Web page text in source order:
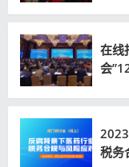
在线
会
税务